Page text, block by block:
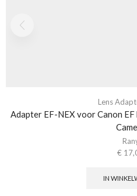
Lens
Adapter EF-NEX voor Canon EF
€
IN